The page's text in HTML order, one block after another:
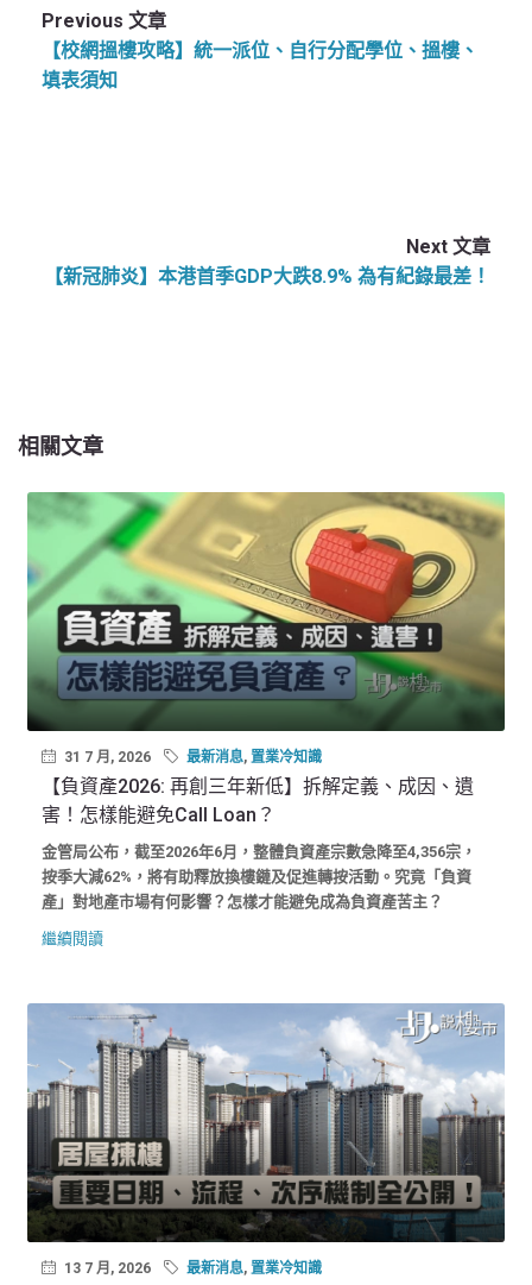
Previous 文章
【校網搵樓攻略】統一派位、自行分配學位、搵樓、
填表須知
Next 文章
【新冠肺炎】本港首季GDP大跌8.9% 為有紀錄最差！
相關文章
31 7 月, 2026 最新消息, 置業冷知識
【負資產2026: 再創三年新低】拆解定義、成因、遺
害！怎樣能避免Call Loan？
金管局公布，截至2026年6月，整體負資產宗數急降至4,356宗，
按季大減62%，將有助釋放換樓鏈及促進轉按活動。究竟「負資
產」對地產市場有何影響？怎樣才能避免成為負資產苦主？
繼續閱讀
13 7 月, 2026 最新消息, 置業冷知識